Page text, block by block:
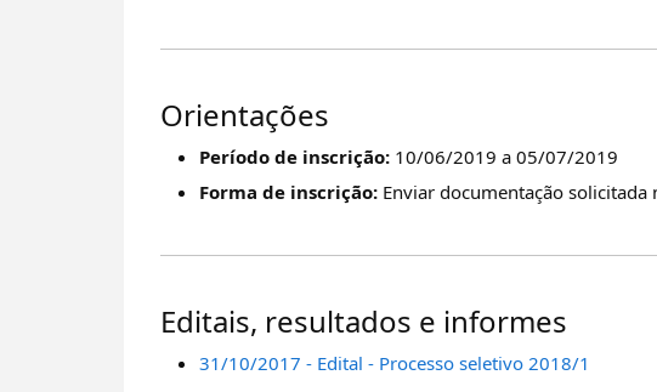
Orientações
Perí­odo de inscrição: 10/06/2019 a 05/07/2019
Forma de inscrição: Enviar documentação solicitada
Editais, resultados e informes
31/10/2017 - Edital - Processo seletivo 2018/1